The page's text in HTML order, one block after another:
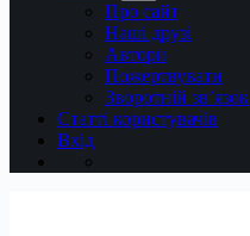
Про сайт
Наші друзі
Автори
Пожертвувати
Зворотній зв’язок
Статті користувачів
Вхід